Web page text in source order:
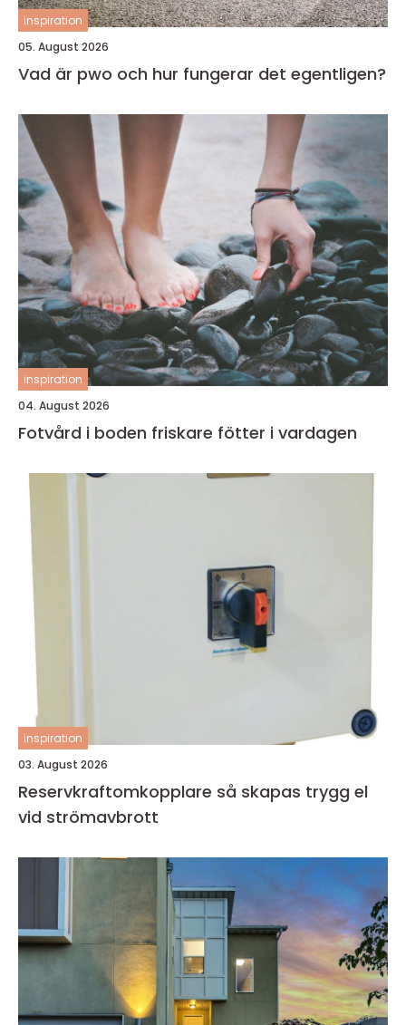
inspiration
05. August 2026
Vad är pwo och hur fungerar det egentligen?
inspiration
04. August 2026
Fotvård i boden friskare fötter i vardagen
inspiration
03. August 2026
Reservkraftomkopplare så skapas trygg el
vid strömavbrott